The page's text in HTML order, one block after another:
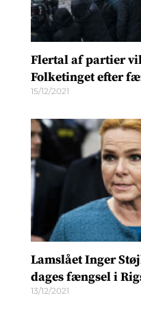
Flertal af partier
Folketinget efter
15/12/2021
Lamslået Inger
dages fængsel i
13/12/2021